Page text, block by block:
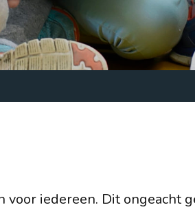
Lijsterhof 6
3772 AA
0342 -
iedereen. Dit ongeacht